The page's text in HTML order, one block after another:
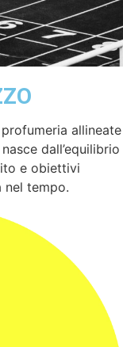
allineate
dall’equilibrio
e obiettivi
nel tempo.